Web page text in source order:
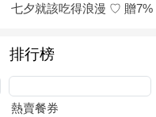
七夕就該吃得浪漫 ♡ 贈7%
排行榜
熱賣餐券